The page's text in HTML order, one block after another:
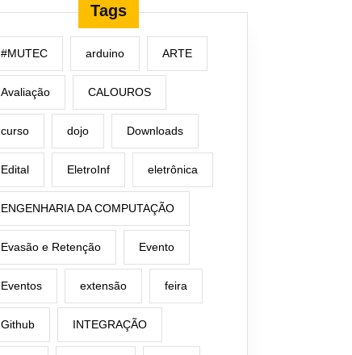
Tags
#MUTEC arduino ARTE
Avaliação CALOUROS
curso dojo Downloads
Edital EletroInf eletrônica
ENGENHARIA DA COMPUTAÇÃO
Evasão e Retenção Evento
Eventos extensão feira
Github INTEGRAÇÃO